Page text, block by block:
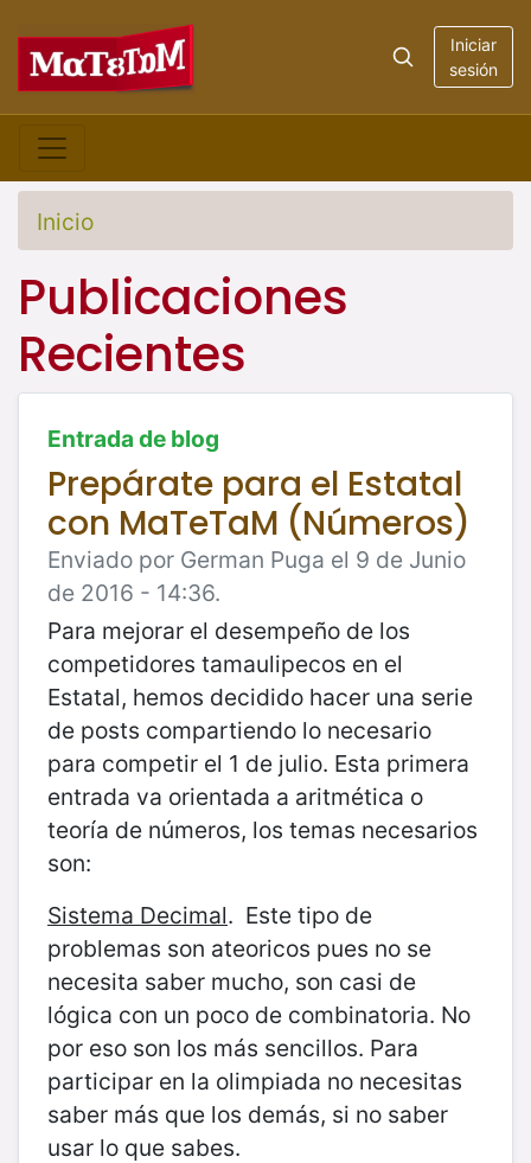
Iniciar
sesión
Inicio
Publicaciones
Recientes
Entrada de blog
Prepárate para el Estatal
con MaTeTaM (Números)
Enviado por German Puga el 9 de Junio
de 2016 - 14:36.
Para mejorar el desempeño de los
competidores tamaulipecos en el
Estatal, hemos decidido hacer una serie
de posts compartiendo lo necesario
para competir el 1 de julio. Esta primera
entrada va orientada a aritmética o
teoría de números, los temas necesarios
son:
Sistema Decimal. Este tipo de
problemas son ateoricos pues no se
necesita saber mucho, son casi de
lógica con un poco de combinatoria. No
por eso son los más sencillos. Para
participar en la olimpiada no necesitas
saber más que los demás, si no saber
usar lo que sabes.